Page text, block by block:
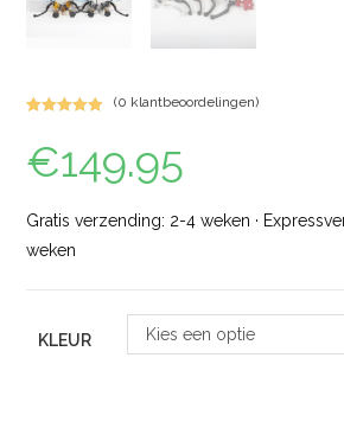
5.00op 5
gebaseerd
waardering
(0 klantbeoordelingen)
€149.95
Gratis verzending: 2-4 weken ·
weken
KLEUR Kies een optie